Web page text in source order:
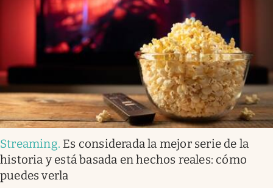
Streaming. Es considerada la mejor serie de la
historia y está basada en hechos reales: cómo
puedes verla